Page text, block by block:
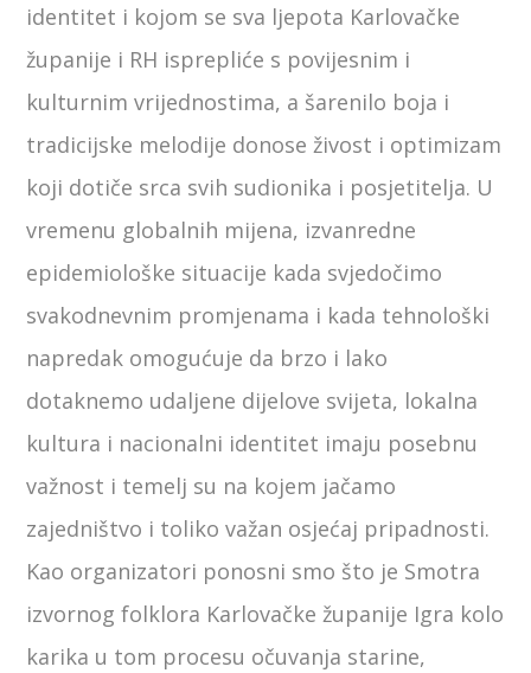
identitet i kojom se sva ljepota Karlovačke
županije i RH isprepliće s povijesnim i
kulturnim vrijednostima, a šarenilo boja i
tradicijske melodije donose živost i optimizam
koji dotiče srca svih sudionika i posjetitelja. U
vremenu globalnih mijena, izvanredne
epidemiološke situacije kada svjedočimo
svakodnevnim promjenama i kada tehnološki
napredak omogućuje da brzo i lako
dotaknemo udaljene dijelove svijeta, lokalna
kultura i nacionalni identitet imaju posebnu
važnost i temelj su na kojem jačamo
zajedništvo i toliko važan osjećaj pripadnosti.
Kao organizatori ponosni smo što je Smotra
izvornog folklora Karlovačke županije Igra kolo
karika u tom procesu očuvanja starine,